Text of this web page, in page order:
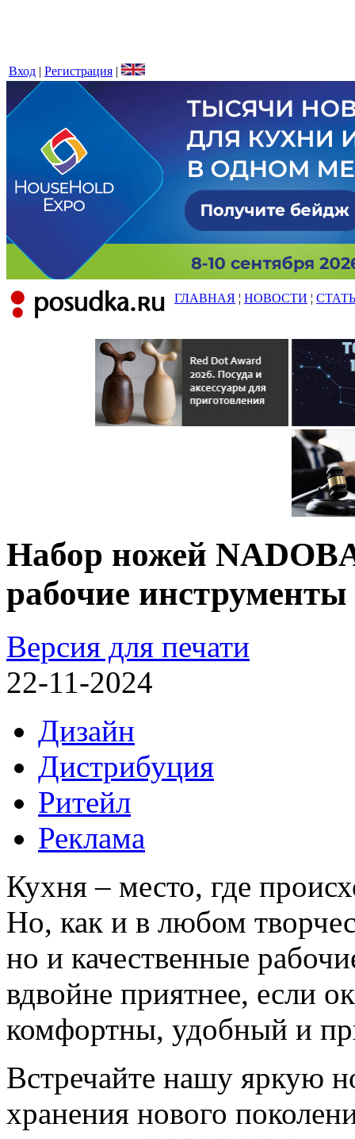
Вход | Регистрация |
ГЛАВНАЯ ¦ НОВОСТИ ¦
Набор ножей
рабочие
Версия для печати
22-11-2024
Дизайн
Дистрибуция
Ритейл
Реклама
Кухня – место, где
Но, как и в любом
но и качественные
вдвойне приятнее, если
комфортны, удобный и
Встречайте нашу яркую
хранения нового